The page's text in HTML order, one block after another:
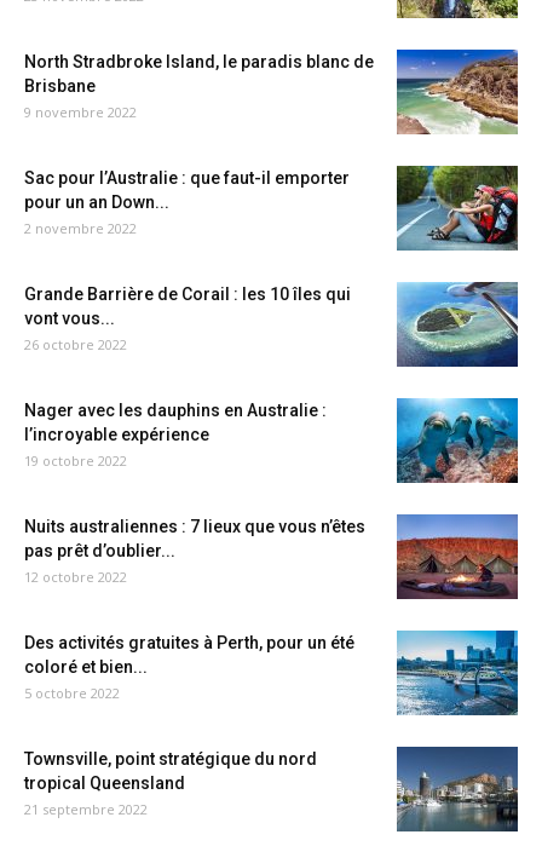
North Stradbroke Island, le paradis blanc de
Brisbane
9 novembre 2022
Sac pour l’Australie : que faut-il emporter
pour un an Down...
2 novembre 2022
Grande Barrière de Corail : les 10 îles qui
vont vous...
26 octobre 2022
Nager avec les dauphins en Australie :
l’incroyable expérience
19 octobre 2022
Nuits australiennes : 7 lieux que vous n’êtes
pas prêt d’oublier...
12 octobre 2022
Des activités gratuites à Perth, pour un été
coloré et bien...
5 octobre 2022
Townsville, point stratégique du nord
tropical Queensland
21 septembre 2022